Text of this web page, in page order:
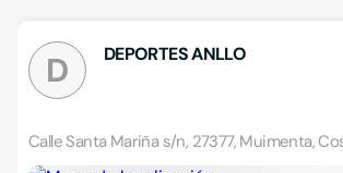
D DEPORTES ANLLO
Calle Santa Mariña s/n, 27377, Muimenta,